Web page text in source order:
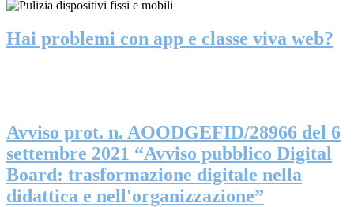
Hai problemi con app e classe viva web?
Avviso prot. n. AOODGEFID/28966 del 6
settembre 2021 “Avviso pubblico Digital
Board: trasformazione digitale nella
didattica e nell'organizzazione”